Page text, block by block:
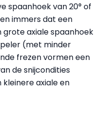
spaanhoek van 20° of
immers dat een
axiale spaanhoek
(met minder
frezen vormen een
de snijcondities
axiale en